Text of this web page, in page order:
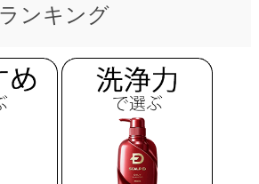
使用するためブラウザーに自分の
ンキング